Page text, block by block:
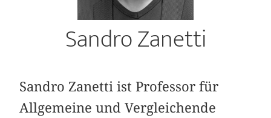
Sandro Zanetti
Sandro Zanetti ist Professor für
Allgemeine und Vergleichende